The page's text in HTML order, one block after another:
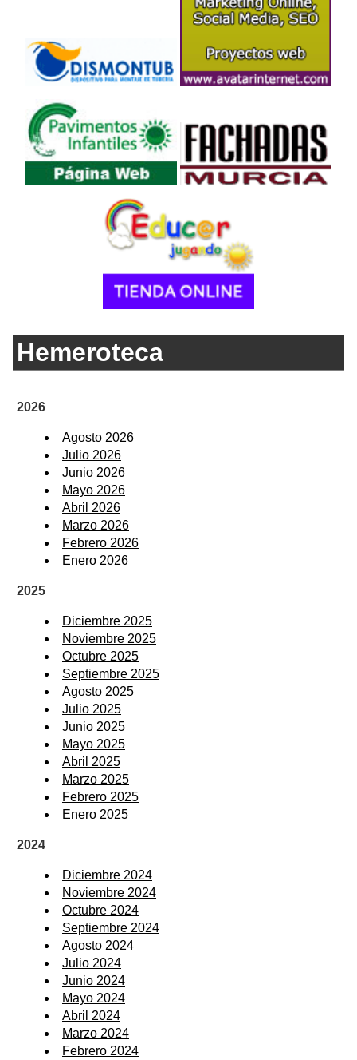
Hemeroteca
2026
Agosto 2026
Julio 2026
Junio 2026
Mayo 2026
Abril 2026
Marzo 2026
Febrero 2026
Enero 2026
2025
Diciembre 2025
Noviembre 2025
Octubre 2025
Septiembre 2025
Agosto 2025
Julio 2025
Junio 2025
Mayo 2025
Abril 2025
Marzo 2025
Febrero 2025
Enero 2025
2024
Diciembre 2024
Noviembre 2024
Octubre 2024
Septiembre 2024
Agosto 2024
Julio 2024
Junio 2024
Mayo 2024
Abril 2024
Marzo 2024
Febrero 2024